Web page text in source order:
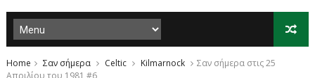
Home Σαν σήμερα Celtic Kilmarnock
Σαν σήμερα στις 25
Απριλίου του 1981 #6